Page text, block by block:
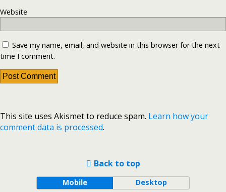
Website
Save my name, email, and website in this browser for the next
time I comment.
This site uses Akismet to reduce spam. Learn how your
comment data is processed.
Back to top
Mobile Desktop